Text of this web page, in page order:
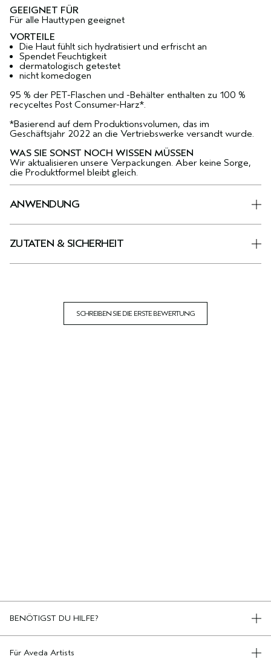
GEEIGNET FÜR
Für alle Hauttypen geeignet
VORTEILE
Die Haut fühlt sich hydratisiert und erfrischt an
Spendet Feuchtigkeit
dermatologisch getestet
nicht komedogen
95 % der PET-Flaschen und -Behälter enthalten zu 100 %
recyceltes Post Consumer-Harz*.
*Basierend auf dem Produktionsvolumen, das im
Geschäftsjahr 2022 an die Vertriebswerke versandt wurde.
WAS SIE SONST NOCH WISSEN MÜSSEN
Wir aktualisieren unsere Verpackungen. Aber keine Sorge,
die Produktformel bleibt gleich.
ANWENDUNG
ZUTATEN & SICHERHEIT
SCHREIBEN SIE DIE ERSTE BEWERTUNG
BENÖTIGST DU HILFE?
KONTAKT
Für Aveda Artists